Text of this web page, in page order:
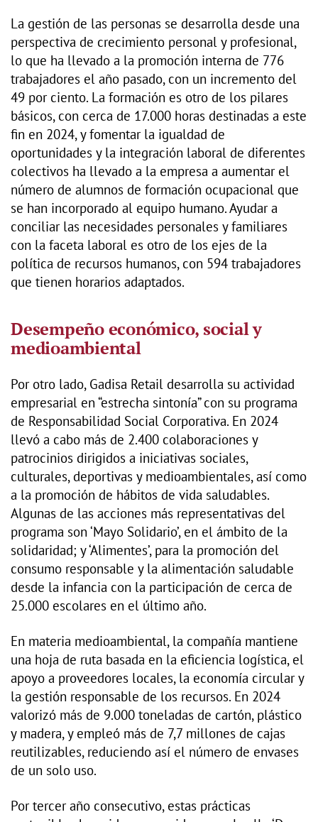
La gestión de las personas se desarrolla desde una
perspectiva de crecimiento personal y profesional,
lo que ha llevado a la promoción interna de 776
trabajadores el año pasado, con un incremento del
49 por ciento. La formación es otro de los pilares
básicos, con cerca de 17.000 horas destinadas a este
fin en 2024, y fomentar la igualdad de
oportunidades y la integración laboral de diferentes
colectivos ha llevado a la empresa a aumentar el
número de alumnos de formación ocupacional que
se han incorporado al equipo humano. Ayudar a
conciliar las necesidades personales y familiares
con la faceta laboral es otro de los ejes de la
política de recursos humanos, con 594 trabajadores
que tienen horarios adaptados.
Desempeño económico, social y
medioambiental
Por otro lado, Gadisa Retail desarrolla su actividad
empresarial en “estrecha sintonía” con su programa
de Responsabilidad Social Corporativa. En 2024
llevó a cabo más de 2.400 colaboraciones y
patrocinios dirigidos a iniciativas sociales,
culturales, deportivas y medioambientales, así como
a la promoción de hábitos de vida saludables.
Algunas de las acciones más representativas del
programa son ‘Mayo Solidario’, en el ámbito de la
solidaridad; y ‘Alimentes’, para la promoción del
consumo responsable y la alimentación saludable
desde la infancia con la participación de cerca de
25.000 escolares en el último año.
En materia medioambiental, la compañía mantiene
una hoja de ruta basada en la eficiencia logística, el
apoyo a proveedores locales, la economía circular y
la gestión responsable de los recursos. En 2024
valorizó más de 9.000 toneladas de cartón, plástico
y madera, y empleó más de 7,7 millones de cajas
reutilizables, reduciendo así el número de envases
de un solo uso.
Por tercer año consecutivo, estas prácticas